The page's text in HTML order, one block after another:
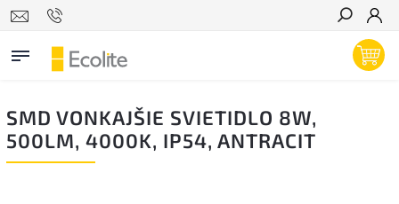
Hľadať
SMD VONKAJŠIE SVIETIDLO 8W,
500LM, 4000K, IP54, ANTRACIT